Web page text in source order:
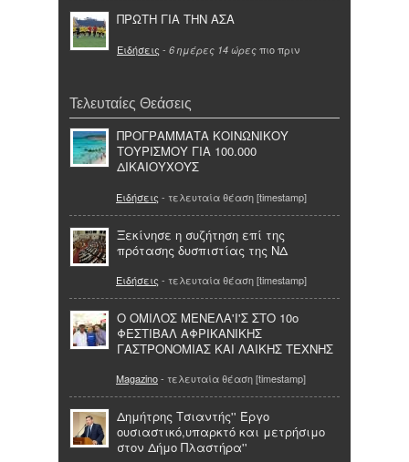
ΠΡΩΤΗ ΓΙΑ ΤΗΝ ΑΣΑ
Ειδήσεις - 6 ημέρες 14 ώρες πιο πριν
Τελευταίες Θεάσεις
ΠΡΟΓΡΑΜΜΑΤΑ ΚΟΙΝΩΝΙΚΟΥ
ΤΟΥΡΙΣΜΟΥ ΓΙΑ 100.000
ΔΙΚΑΙΟΥΧΟΥΣ
Ειδήσεις - τελευταία θέαση [timestamp]
Ξεκίνησε η συζήτηση επί της
πρότασης δυσπιστίας της ΝΔ
Ειδήσεις - τελευταία θέαση [timestamp]
Ο ΟΜΙΛΟΣ ΜΕNEΛΑ'Ι'Σ ΣΤΟ 10ο
ΦΕΣΤΙΒΑΛ ΑΦΡΙΚΑΝΙΚΗΣ
ΓΑΣΤΡΟΝΟΜΙΑΣ ΚΑΙ ΛΑΙΚΗΣ ΤΕΧΝΗΣ
Magazino- τελευταία θέαση [timestamp]
Δημήτρης Τσιαντής'' Έργο
ουσιαστικό,υπαρκτό και μετρήσιμο
στον Δήμο Πλαστήρα''